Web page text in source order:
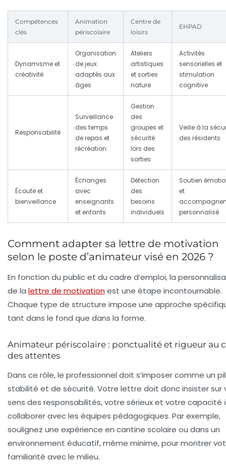
Compétences
clés
Animation
périscolaire
Centre de
loisirs
EHPAD
Dynamisme et
créativité
Organisation
de jeux
adaptés aux
âges
Ateliers
artistiques
et sorties
nature
Activités
sensorielles et
stimulation
cognitive
Responsabilité
Surveillance
des temps
de repas et
récréation
Gestion
des
groupes et
sécurité
lors des
sorties
Veille à la
des résidents
Écoute et
bienveillance
Échanges
avec
enseignants
et enfants
Détection
des
besoins
individuels
Soutien
et
personnalisé
Comment adapter sa lettre de motivation
selon le poste d’animateur visé en 2026 ?
En fonction du public et du cadre d’emploi, la
de la lettre de motivationest une étape incontournable.
Chaque type de structure impose une approche
tant dans le fond que dans la forme.
Animateur périscolaire : ponctualité et rigueur au
des attentes
Dans ce rôle, le professionnel doit s’imposer comme un
stabilité et de sécurité. Votre lettre doit donc insister sur
sens des responsabilités, votre sérieux et votre capacité
collaborer avec les équipes pédagogiques. Par exemple,
soulignez une expérience en cantine scolaire ou dans un
environnement éducatif, même minime, pour montrer
familiarité avec le milieu.